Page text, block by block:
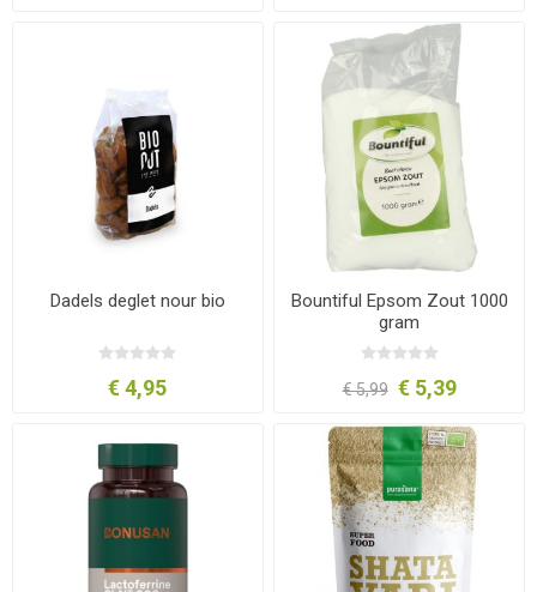
Dadels deglet nour bio
€ 4,95
Bountiful Epsom Zout 1000
gram
€ 5,99 € 5,39